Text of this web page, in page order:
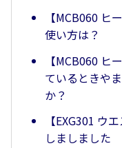
【MCB060 ヒ
使い方は？
【MCB060 ヒ
ているときや
か？
【EXG301 ウ
しましました